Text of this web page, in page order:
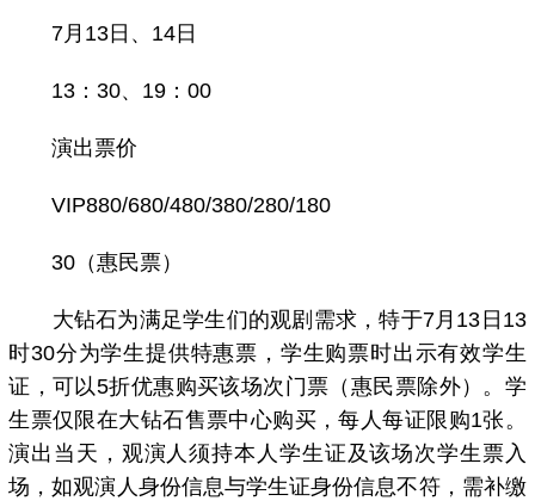
7月13日、14日
13：30、19：00
演出票价
VIP880/680/480/380/280/180
30（惠民票）
大钻石为满足学生们的观剧需求，特于7月13日13
时30分为学生提供特惠票，学生购票时出示有效学生
证，可以5折优惠购买该场次门票（惠民票除外）。学
生票仅限在大钻石售票中心购买，每人每证限购1张。
演出当天，观演人须持本人学生证及该场次学生票入
场，如观演人身份信息与学生证身份信息不符，需补缴